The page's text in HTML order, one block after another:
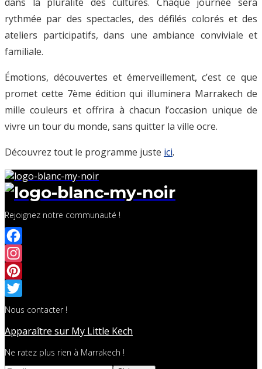
rythmée par des spectacles, des défilés colorés et des
ateliers participatifs, dans une ambiance conviviale et
familiale.
Émotions, découvertes et émerveillement, c’est ce que
promet cette 7ème édition qui illuminera Marrakech de
mille couleurs et offrira à chacun l’occasion unique de
vivre un tour du monde, sans quitter la ville ocre.
Découvrez tout le programme juste ici.
Rejoignez notre communauté !
Facebook
Instagram
Pinterest
Twitter
Nous contacter !
Apparaître sur My Little Kech
Ne ratez plus rien à Marrakech !